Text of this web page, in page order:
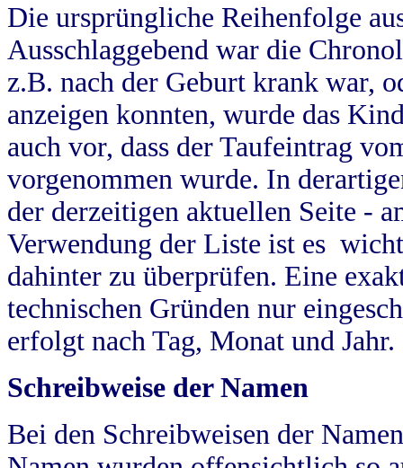
Die ursprüngliche Reihenfolge
Ausschlaggebend war die
z.B. nach der Geburt krank war,
anzeigen konnten, wurde das
auch vor, dass der Taufeintrag
vorgenommen wurde. In
der derzeitigen aktuellen Seite -
Verwendung der Liste ist es
dahinter zu überprüfen. Eine
technischen Gründen nur
erfolgt nach Tag, Monat und Jahr.
Schreibweise der Namen
Bei den Schreibweisen der